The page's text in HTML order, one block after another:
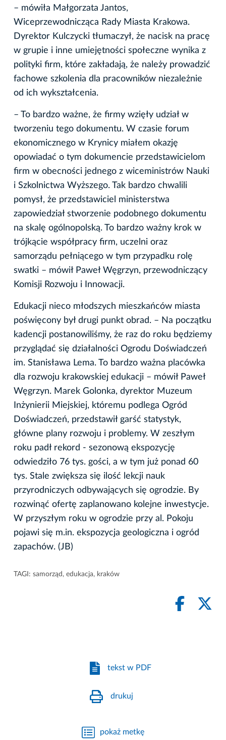
– mówiła Małgorzata Jantos,
Wiceprzewodnicząca Rady Miasta Krakowa.
Dyrektor Kulczycki tłumaczył, że nacisk na pracę
w grupie i inne umiejętności społeczne wynika z
polityki firm, które zakładają, że należy prowadzić
fachowe szkolenia dla pracowników niezależnie
od ich wykształcenia.
– To bardzo ważne, że firmy wzięły udział w
tworzeniu tego dokumentu. W czasie forum
ekonomicznego w Krynicy miałem okazję
opowiadać o tym dokumencie przedstawicielom
firm w obecności jednego z wiceministrów Nauki
i Szkolnictwa Wyższego. Tak bardzo chwalili
pomysł, że przedstawiciel ministerstwa
zapowiedział stworzenie podobnego dokumentu
na skalę ogólnopolską. To bardzo ważny krok w
trójkącie współpracy firm, uczelni oraz
samorządu pełniącego w tym przypadku rolę
swatki – mówił Paweł Węgrzyn, przewodniczący
Komisji Rozwoju i Innowacji.
Edukacji nieco młodszych mieszkańców miasta
poświęcony był drugi punkt obrad. – Na początku
kadencji postanowiliśmy, że raz do roku będziemy
przyglądać się działalności Ogrodu Doświadczeń
im. Stanisława Lema. To bardzo ważna placówka
dla rozwoju krakowskiej edukacji – mówił Paweł
Węgrzyn. Marek Golonka, dyrektor Muzeum
Inżynierii Miejskiej, któremu podlega Ogród
Doświadczeń, przedstawił garść statystyk,
główne plany rozwoju i problemy. W zeszłym
roku padł rekord - sezonową ekspozycję
odwiedziło 76 tys. gości, a w tym już ponad 60
tys. Stale zwiększa się ilość lekcji nauk
przyrodniczych odbywających się ogrodzie. By
rozwinąć ofertę zaplanowano kolejne inwestycje.
W przyszłym roku w ogrodzie przy al. Pokoju
pojawi się m.in. ekspozycja geologiczna i ogród
zapachów. (JB)
TAGI: samorząd , edukacja, kraków
tekst w PDF
drukuj
pokaż metkę